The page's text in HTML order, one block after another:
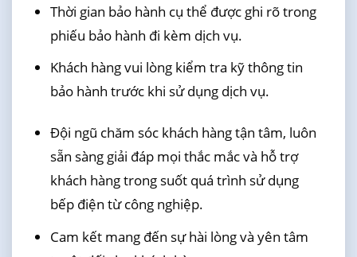
Thời gian bảo hành cụ thể được ghi rõ trong
phiếu bảo hành đi kèm dịch vụ.
Khách hàng vui lòng kiểm tra kỹ thông tin
bảo hành trước khi sử dụng dịch vụ.
Đội ngũ chăm sóc khách hàng tận tâm, luôn
sẵn sàng giải đáp mọi thắc mắc và hỗ trợ
khách hàng trong suốt quá trình sử dụng
bếp điện từ công nghiệp.
Cam kết mang đến sự hài lòng và yên tâm